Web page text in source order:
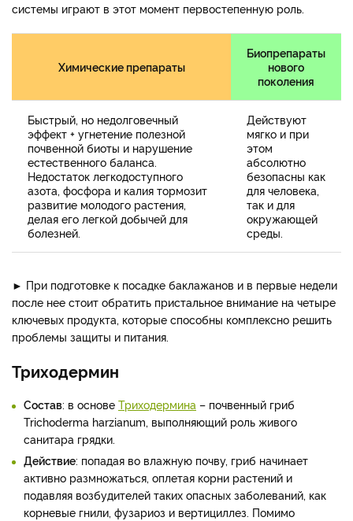
системы играют в этот момент первостепенную роль.
Химические препараты
Биопрепараты
нового
поколения
Быстрый, но недолговечный
эффект + угнетение полезной
почвенной биоты и нарушение
естественного баланса.
Недостаток легкодоступного
азота, фосфора и калия тормозит
развитие молодого растения,
делая его легкой добычей для
болезней.
Действуют
мягко и при
этом
абсолютно
безопасны как
для человека,
так и для
окружающей
среды.
► При подготовке к посадке баклажанов и в первые недели
после нее стоит обратить пристальное внимание на четыре
ключевых продукта, которые способны комплексно решить
проблемы защиты и питания.
Триходермин
Состав: в основе Триходермина – почвенный гриб
Trichoderma harzianum, выполняющий роль живого
санитара грядки.
Действие: попадая во влажную почву, гриб начинает
активно размножаться, оплетая корни растений и
подавляя возбудителей таких опасных заболеваний, как
корневые гнили, фузариоз и вертициллез. Помимо